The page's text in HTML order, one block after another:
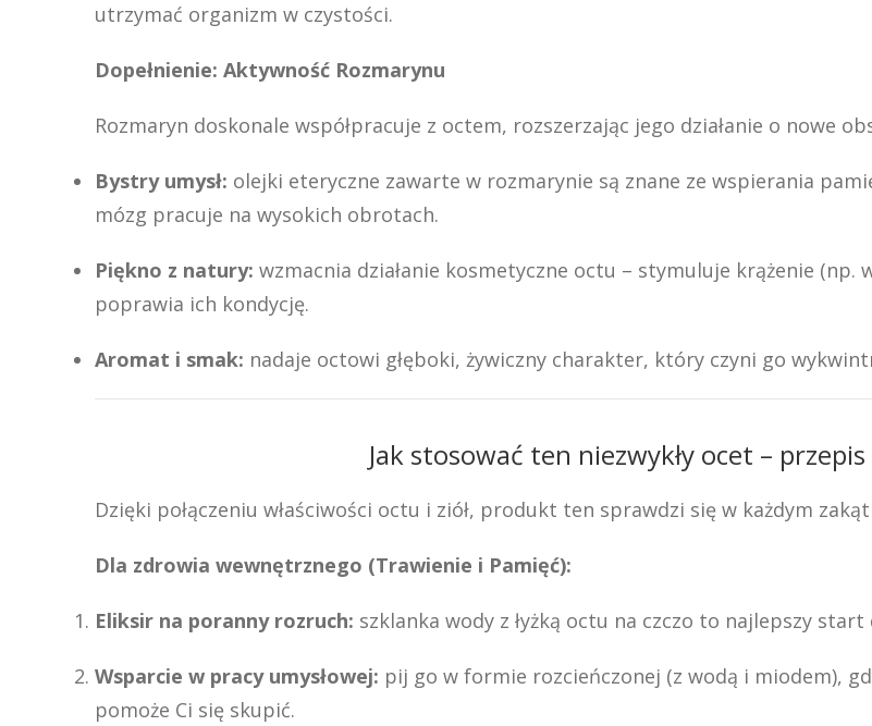
utrzymać organizm w czystości.
Dopełnienie: Aktywność Rozmarynu
Rozmaryn doskonale współpracuje z octem, rozszerzając jego działanie o nowe
Bystry umysł: olejki eteryczne zawarte w rozmarynie są znane ze wspierania
mózg pracuje na wysokich obrotach.
Piękno z natury: wzmacnia działanie kosmetyczne octu – stymuluje krążenie (np.
poprawia ich kondycję.
Aromat i smak: nadaje octowi głęboki, żywiczny charakter, który czyni go
Jak stosować ten niezwykły ocet –
Dzięki połączeniu właściwości octu i ziół, produkt ten sprawdzi się w każdym
Dla zdrowia wewnętrznego (Trawienie i Pamięć):
Eliksir na poranny rozruch: szklanka wody z łyżką octu na czczo to najlepszy
Wsparcie w pracy umysłowej: pij go w formie rozcieńczonej (z wodą i miodem),
pomoże Ci się skupić.